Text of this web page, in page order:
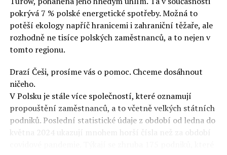
milionu euro, což bylo stejnou mediální partou
komentováno jako konec polského chovu koní. Ve vidění
kontrolorů činnosti PiS ale určitě šlo při prodeji koní o
praní peněz či jinou nelegální činnost.“
Tuskova čísla jsou ale ujetá i jinde, pokračoval
Ziemkiewicz. „Ve vládní aféře PiS kolem vydávání víz
Tusk tvrdil, že za vlády dnešní opozice se nelegálně
prodalo 600 000 víz do Polska. Byla na to dokonce
vytvořena parlamentní vyšetřovací komise, která přišla
ale pouze na to, že 220 víz do Polska bylo
prostřednictvím úplatků uspíšeno, tedy že víza byla
pokrývá 7 % polské energetické spotřeby. Možná to
potěší ekology napříč hranicemi i zahraniční těžaře, ale
rozhodně ne tisíce polských zaměstnanců, a to nejen v
tomto regionu.
Drazí Češi, prosíme vás o pomoc. Chceme dosáhnout
ničeho.
V Polsku je stále více společností, které oznamují
propouštění zaměstnanců, a to včetně velkých státních
podniků. Poslední statistické údaje z období od ledna do
května 2024 ukazují mnohem horší čísla než za období